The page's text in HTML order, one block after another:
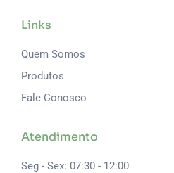
Links
Quem Somos
Produtos
Fale Conosco
Atendimento
Seg - Sex: 07:30 - 12:00